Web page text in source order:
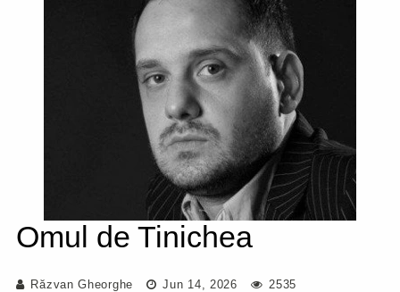
Omul de Tinichea
Răzvan Gheorghe Jun 14, 2026 2535